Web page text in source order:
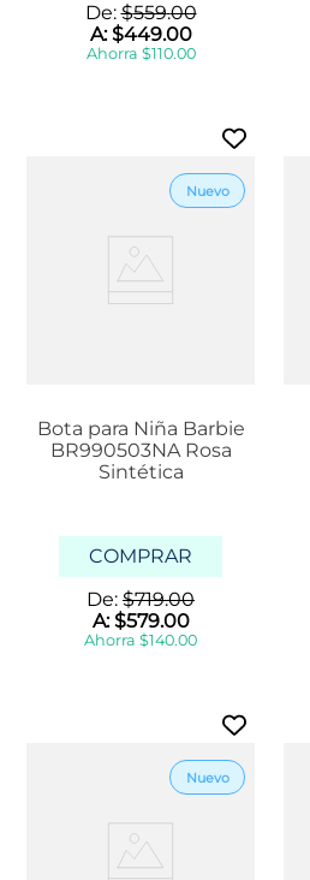
De:$559.00
A:$449.00
Ahorra $110.00
Bota para Niña Barbie
BR990503NA Rosa
Sintética
COMPRAR
De: $719.00
A:$579.00
Ahorra $140.00